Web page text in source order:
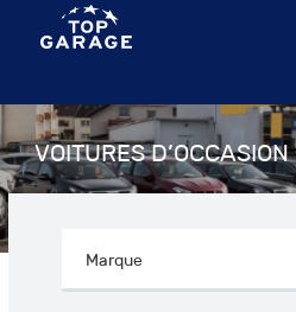
VOITURES